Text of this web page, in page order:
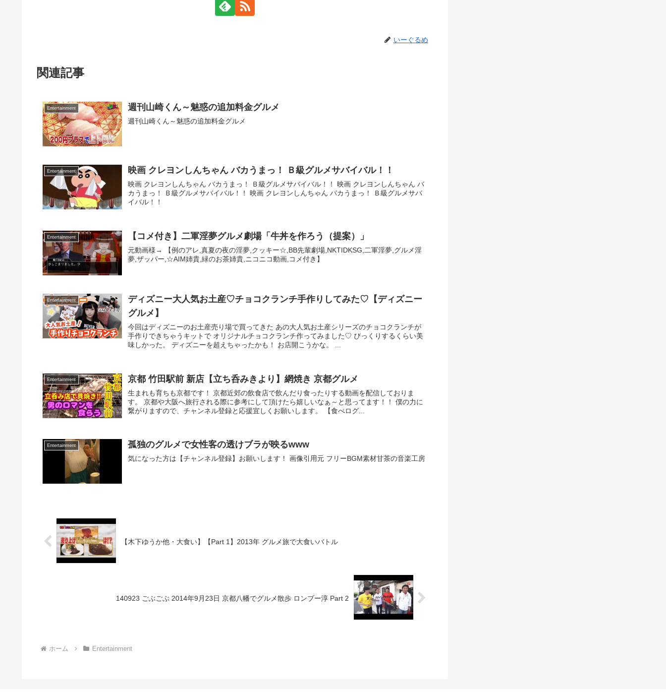
いーぐるめ
関連記事
Entertainment 週刊山崎くん～魅惑の追加料金グルメ
週刊山崎くん～魅惑の追加料金グルメ
Entertainment 映画 クレヨンしんちゃん バカうまっ！ Ｂ級グルメサバイバル！！
映画 クレヨンしんちゃん バカうまっ！ Ｂ級グルメサバイバル！！ 映画 クレヨンしんちゃん バ
カうまっ！ Ｂ級グルメサバイバル！！ 映画 クレヨンしんちゃん バカうまっ！ Ｂ級グルメサバ
イバル！！
Entertainment 【コメ付き】二軍淫夢グルメ劇場「牛丼を作ろう（提案）」
元動画様→ 【例のアレ,真夏の夜の淫夢,クッキー☆,BB先輩劇場,NKTIDKSG,二軍淫夢,グルメ淫
夢,ザッパー,☆AIM姉貴,緑のお茶姉貴,ニコニコ動画,コメ付き】
Entertainment
ディズニー大人気お土産♡チョコクランチ手作りしてみた♡【ディズニー
グルメ】
今回はディズニーのお土産売り場で買ってきた あの大人気お土産シリーズのチョコクランチが
手作りできちゃうキットで オリジナルチョコクランチ作ってみました♡ びっくりするくらい美
味しかった。 ディズニーを超えちゃったかも！ お店開こうかな。 ...
Entertainment 京都 竹田駅前 新店【立ち呑みきより】網焼き 京都グルメ
生まれも育ちも京都です！ 京都近郊の飲食店で飲んだり食ったりする動画を配信しておりま
す。 京都や大阪へ旅行される際に参考にして頂けたら嬉しいなぁ～と思ってます！！ 僕の力に
繋がりますので、チャンネル登録と応援宜しくお願いします。 【食べログ...
Entertainment 孤独のグルメで女性客の透けブラが映るwww
気になった方は【チャンネル登録】お願いします！ 画像引用元 フリーBGM素材甘茶の音楽工房
【木下ゆうか他・大食い】【Part 1】2013年 グルメ旅で大食いバトル
140923 ごぶごぶ 2014年9月23日 京都八幡でグルメ散歩 ロンブー淳 Part 2
ホーム Entertainment